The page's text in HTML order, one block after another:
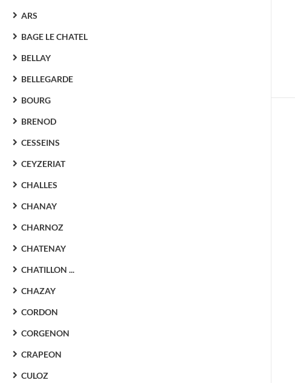
ARS
BAGE LE CHATEL
BELLAY
BELLEGARDE
BOURG
BRENOD
CESSEINS
CEYZERIAT
CHALLES
CHANAY
CHARNOZ
CHATENAY
CHATILLON ...
CHAZAY
CORDON
CORGENON
CRAPEON
CULOZ